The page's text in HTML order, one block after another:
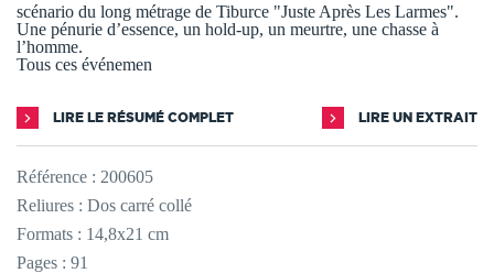
scénario du long métrage de Tiburce "Juste Après Les Larmes".
Une pénurie d’essence, un hold-up, un meurtre, une chasse à
l’homme.
Tous ces événemen
LIRE LE RÉSUMÉ COMPLET LIRE UN EXTRAIT
Référence : 200605
Reliures : Dos carré collé
Formats : 14,8x21 cm
Pages : 91